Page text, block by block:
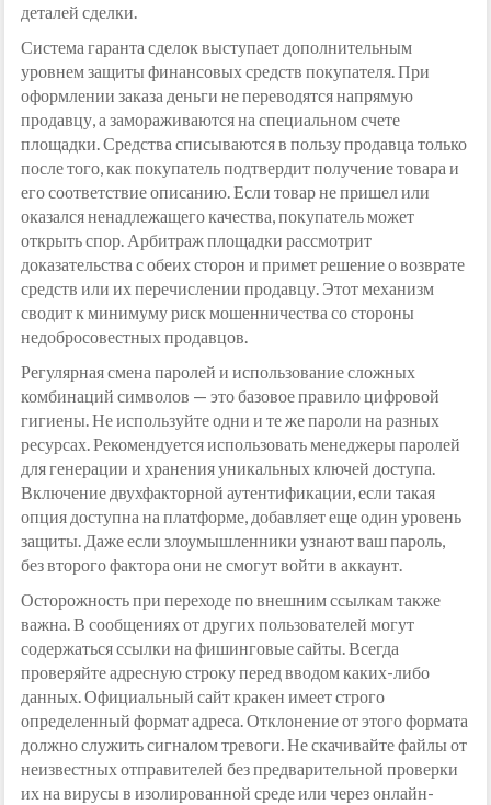
деталей сделки.
Система гаранта сделок выступает дополнительным
уровнем защиты финансовых средств покупателя. При
оформлении заказа деньги не переводятся напрямую
продавцу, а замораживаются на специальном счете
площадки. Средства списываются в пользу продавца только
после того, как покупатель подтвердит получение товара и
его соответствие описанию. Если товар не пришел или
оказался ненадлежащего качества, покупатель может
открыть спор. Арбитраж площадки рассмотрит
доказательства с обеих сторон и примет решение о возврате
средств или их перечислении продавцу. Этот механизм
сводит к минимуму риск мошенничества со стороны
недобросовестных продавцов.
Регулярная смена паролей и использование сложных
комбинаций символов — это базовое правило цифровой
гигиены. Не используйте одни и те же пароли на разных
ресурсах. Рекомендуется использовать менеджеры паролей
для генерации и хранения уникальных ключей доступа.
Включение двухфакторной аутентификации, если такая
опция доступна на платформе, добавляет еще один уровень
защиты. Даже если злоумышленники узнают ваш пароль,
без второго фактора они не смогут войти в аккаунт.
Осторожность при переходе по внешним ссылкам также
важна. В сообщениях от других пользователей могут
содержаться ссылки на фишинговые сайты. Всегда
проверяйте адресную строку перед вводом каких-либо
данных. Официальный сайт кракен имеет строго
определенный формат адреса. Отклонение от этого формата
должно служить сигналом тревоги. Не скачивайте файлы от
неизвестных отправителей без предварительной проверки
их на вирусы в изолированной среде или через онлайн-